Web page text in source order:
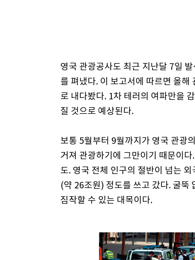
영국 관광공사도 최근 지난달 7일
를 펴냈다. 이 보고서에 따르면 올
로 내다봤다. 1차 테러의 여파만을
질 것으로 예상된다.
보통 5월부터 9월까지가 영국 관광
거져 관광하기에 그만이기 때문이
도. 영국 전체 인구의 절반이 넘는
(약 26조원) 정도를 쓰고 갔다. 굴뚝
짐작할 수 있는 대목이다.